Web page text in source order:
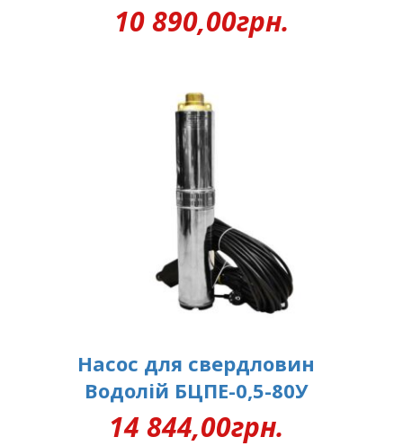
10 890,00грн.
Насос для свердловин
Водолій БЦПЕ-0,5-80У
14 844,00грн.